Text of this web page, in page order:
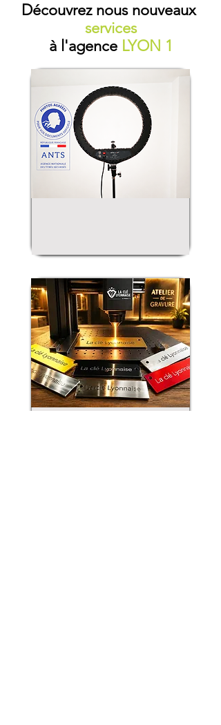
Découvrez nous nouveaux
services
à l'agence LYON 1
Photos d'identité
En savoir plus